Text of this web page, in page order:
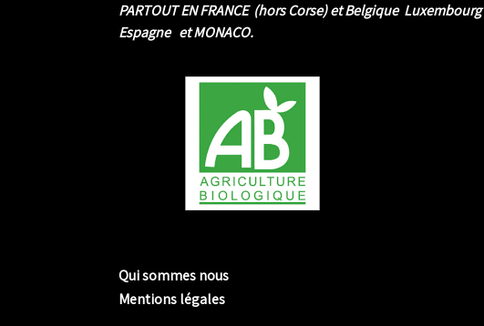
PARTOUT EN FRANCE (hors Corse) et Belgique Luxembourg
Espagne et MONACO.
Qui sommes nous
Mentions légales